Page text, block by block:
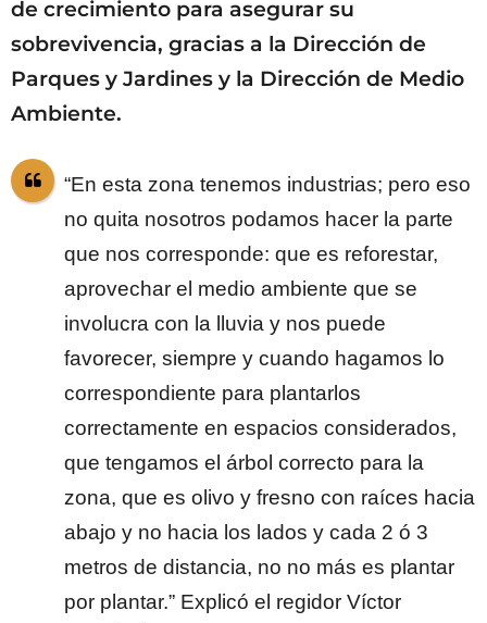
de crecimiento para asegurar su
sobrevivencia, gracias a la Dirección de
Parques y Jardines y la Dirección de Medio
Ambiente.
“En esta zona tenemos industrias; pero eso
no quita nosotros podamos hacer la parte
que nos corresponde: que es reforestar,
aprovechar el medio ambiente que se
involucra con la lluvia y nos puede
favorecer, siempre y cuando hagamos lo
correspondiente para plantarlos
correctamente en espacios considerados,
que tengamos el árbol correcto para la
zona, que es olivo y fresno con raíces hacia
abajo y no hacia los lados y cada 2 ó 3
metros de distancia, no no más es plantar
por plantar.” Explicó el regidor Víctor